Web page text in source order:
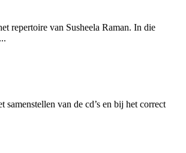
repertoire van Susheela Raman. In die
van de cd’s en bij het correct